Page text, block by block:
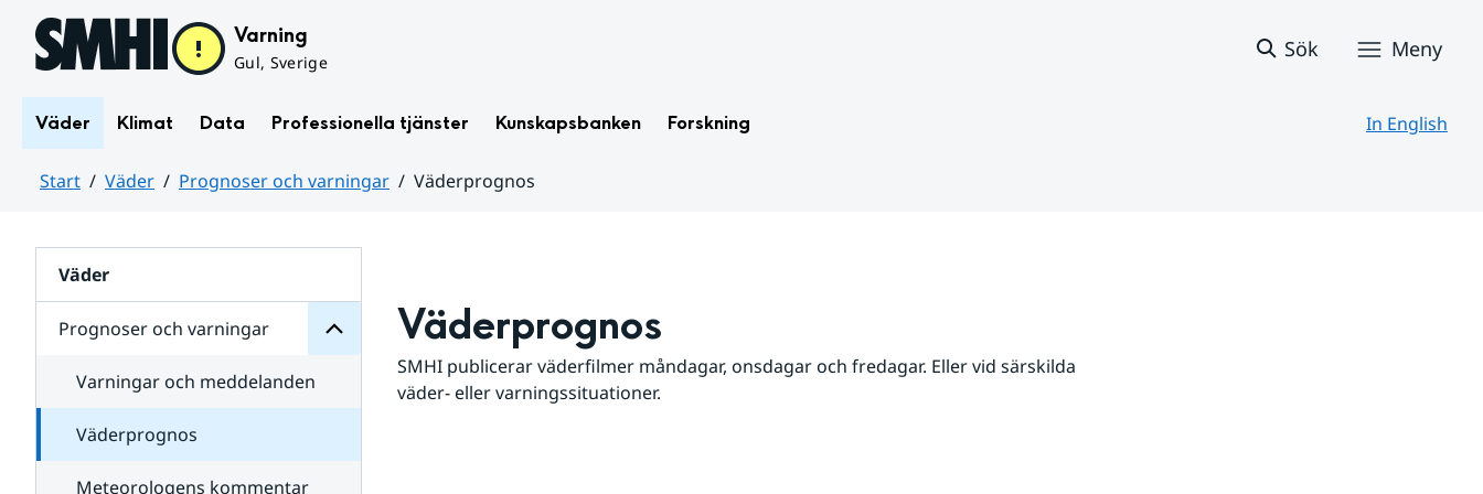
Hoppa till sidans innehåll Varning
Gul, Sverige
Sök Meny
Väder Klimat Data Professionella tjänster Kunskapsbanken Forskning In English
Start Väder Prognoser och varningar
Väderprognos
Väder
Prognoser och varningar
för
varningar
Varningar och meddelanden
Väderprognos
Meteorologens kommentar
Väderprognos
SMHI publicerar väderfilmer måndagar, onsdagar och fredagar. Eller vid särskilda
väder- eller varningssituationer.